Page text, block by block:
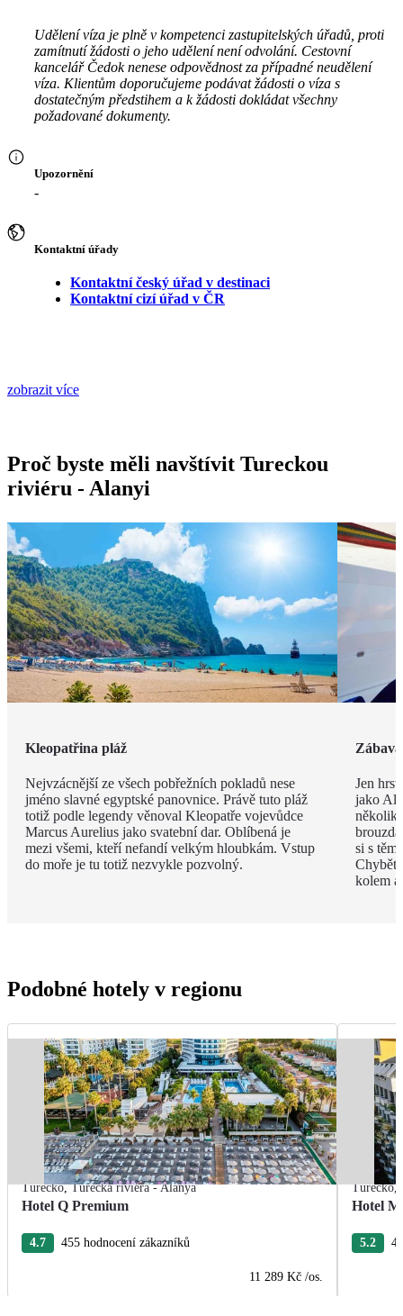
Udělení víza je plně v kompetenci zastupitelských úřadů, proti
zamítnutí žádosti o jeho udělení není odvolání. Cestovní
kancelář Čedok nenese odpovědnost za případné neudělení
víza. Klientům doporučujeme podávat žádosti o víza s
dostatečným předstihem a k žádosti dokládat všechny
požadované dokumenty.
Upozornění
-
Kontaktní úřady
Kontaktní český úřad v destinaci
Kontaktní cizí úřad v ČR
zobrazit více
Proč byste měli navštívit Tureckou
riviéru - Alanyi
Kleopatřina pláž
Nejvzácnější ze všech pobřežních pokladů nese
jméno slavné egyptské panovnice. Právě tuto pláž
totiž podle legendy věnoval Kleopatře vojevůdce
Marcus Aurelius jako svatební dar. Oblíbená je
mezi všemi, kteří nefandí velkým hloubkám. Vstup
do moře je tu totiž nezvykle pozvolný.
Jen
jako
si s
Chybět
kolem
Podobné hotely v regionu
Turecko,Turecká riviéra - Alanya
Hotel Q Premium
4.7 455 hodnocení zákazníků
11 289 Kč /os.
Turecko,
Hotel
5.2